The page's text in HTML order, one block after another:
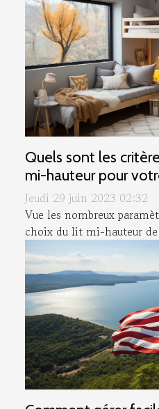
Quels sont les
mi-hauteur pour
Jeudi 29 juin 2023 02:32
Vue les nombreux
choix du lit mi-hauteur